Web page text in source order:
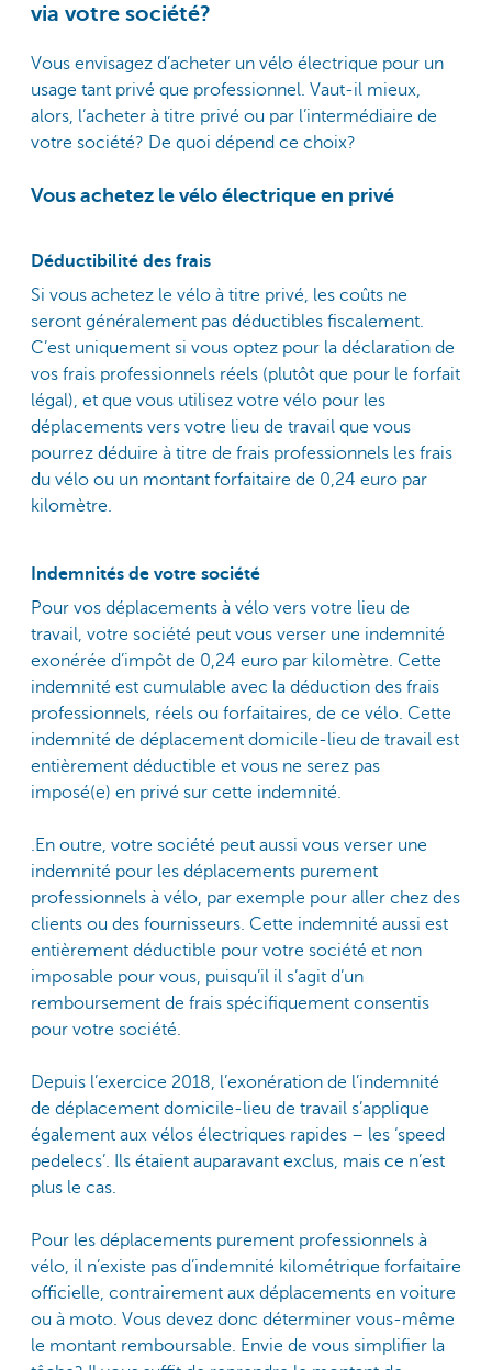
via votre société?
Vous envisagez d’acheter un vélo électrique pour un
usage tant privé que professionnel. Vaut-il mieux,
alors, l’acheter à titre privé ou par l’intermédiaire de
votre société? De quoi dépend ce choix?
Vous achetez le vélo électrique en privé
Déductibilité des frais
Si vous achetez le vélo à titre privé, les coûts ne
seront généralement pas déductibles fiscalement.
C’est uniquement si vous optez pour la déclaration de
vos frais professionnels réels (plutôt que pour le forfait
légal), et que vous utilisez votre vélo pour les
déplacements vers votre lieu de travail que vous
pourrez déduire à titre de frais professionnels les frais
du vélo ou un montant forfaitaire de 0,24 euro par
kilomètre.
Indemnités de votre société
Pour vos déplacements à vélo vers votre lieu de
travail, votre société peut vous verser une indemnité
exonérée d’impôt de 0,24 euro par kilomètre. Cette
indemnité est cumulable avec la déduction des frais
professionnels, réels ou forfaitaires, de ce vélo. Cette
indemnité de déplacement domicile-lieu de travail est
entièrement déductible et vous ne serez pas
imposé(e) en privé sur cette indemnité.
.En outre, votre société peut aussi vous verser une
indemnité pour les déplacements purement
professionnels à vélo, par exemple pour aller chez des
clients ou des fournisseurs. Cette indemnité aussi est
entièrement déductible pour votre société et non
imposable pour vous, puisqu’il il s’agit d’un
remboursement de frais spécifiquement consentis
pour votre société.
Depuis l’exercice 2018, l’exonération de l’indemnité
de déplacement domicile-lieu de travail s’applique
également aux vélos électriques rapides – les ‘speed
pedelecs’. Ils étaient auparavant exclus, mais ce n’est
plus le cas.
Pour les déplacements purement professionnels à
vélo, il n’existe pas d’indemnité kilométrique forfaitaire
officielle, contrairement aux déplacements en voiture
ou à moto. Vous devez donc déterminer vous-même
le montant remboursable. Envie de vous simplifier la